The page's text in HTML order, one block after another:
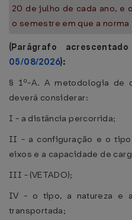
20 de julho de cada ano, e
o semestre em que a
(Parágrafo
05/08/2026):
§ 1º-A. A metodologia de
deverá considerar:
I - a distância percorrida;
II - a configuração e o
eixos e a capacidade de
III - (VETADO);
IV - o tipo, a natureza e
transportada;